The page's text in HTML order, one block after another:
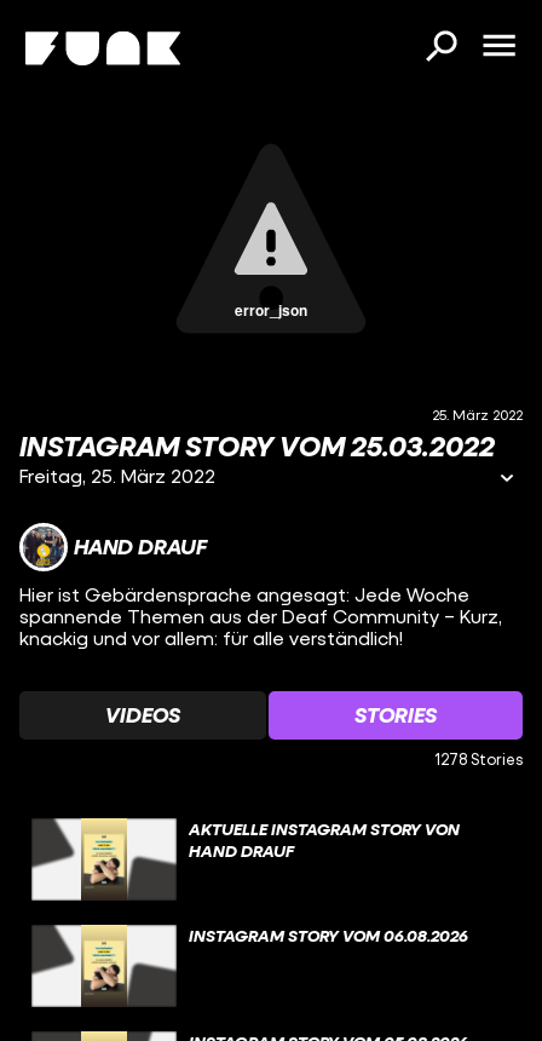
error_json
25. März 2022
INSTAGRAM STORY VOM 25.03.2022
Freitag, 25. März 2022
HAND DRAUF
Hier ist Gebärdensprache angesagt: Jede Woche
spannende Themen aus der Deaf Community – Kurz,
knackig und vor allem: für alle verständlich!
VIDEOS STORIES
1278 Stories
AKTUELLE INSTAGRAM STORY VON
HAND DRAUF
INSTAGRAM STORY VOM 06.08.2026